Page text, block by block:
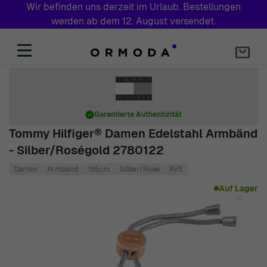
Wir befinden uns derzeit im Urlaub. Bestellungen
werden ab dem 12. August versendet.
Tommy Hilfiger® Damen Edelstahl Armbänd
- Silber/Roségold 2780122
Garantierte Authentizität
Damen Armbänd 165cm Silber/Rosé RVS
Auf Lager